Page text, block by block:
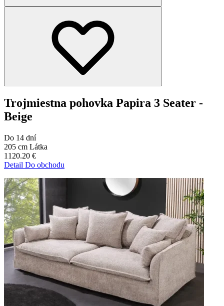
Trojmiestna pohovka Papira 3 Seater -
Beige
Do 14 dní
205 cm Látka
1120.20 €
Detail Do obchodu